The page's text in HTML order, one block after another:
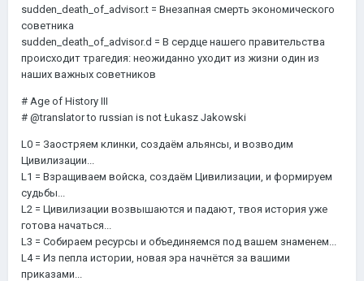
sudden_death_of_advisor.t = Внезапная смерть экономического
советника
sudden_death_of_advisor.d = В сердце нашего правительства
происходит трагедия: неожиданно уходит из жизни один из
наших важных советников
# Age of History III
# @translator to russian is not Łukasz Jakowski
L0 = Заостряем клинки, создаём альянсы, и возводим
Цивилизации...
L1 = Взращиваем войска, создаём Цивилизации, и формируем
судьбы...
L2 = Цивилизации возвышаются и падают, твоя история уже
готова начаться...
L3 = Собираем ресурсы и объединяемся под вашем знаменем...
L4 = Из пепла истории, новая эра начнётся за вашими
приказами...